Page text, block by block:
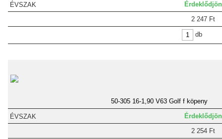
Érdeklődjön
2 247 Ft
db
50-305 16-1,90 V63 Golf f köpeny
Érdeklődjön
2 254 Ft